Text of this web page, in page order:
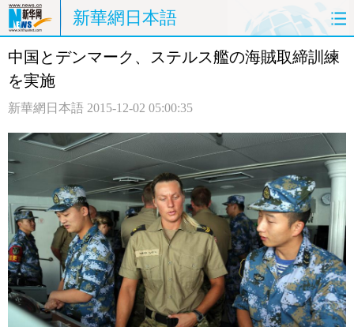
新華網日本語
ホームページ 政治 経済
観光 写真
中国とデンマーク、ステルス艦の海賊取締訓練
を実施
新華網日本語 2015-12-02 05:00:35